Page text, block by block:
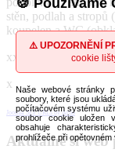
stěn, podlah a
koupelen a WC
xx
x
Joomla SEF URLs by Artio
Aktuálně si web
🍪 Používáme
⚠️ UPOZORNĚNÍ
cookie
Naše webové stránky
soubory, které jsou
počítačovém systému
soubor cookie uložen
obsahuje
prohlížeče při